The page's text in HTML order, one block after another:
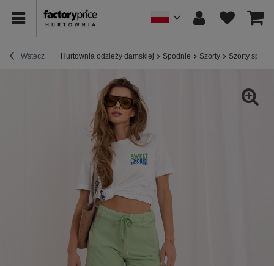
Wstecz Hurtownia odzieży damskiej Spodnie Szorty Szorty